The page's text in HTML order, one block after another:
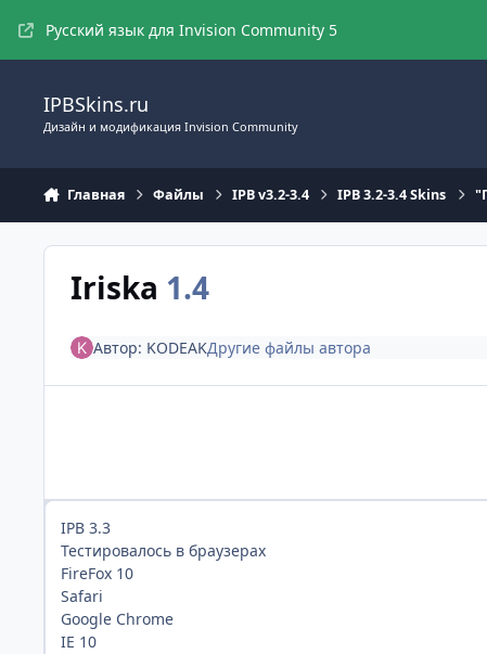
Русский язык для Invision Community 5
IPBSkins.ru
Дизайн и модификация Invision Community
Главная Файлы IPB v3.2-3.4 IPB 3.2-3.4 Skins
Iriska 1.4
Автор: KODEAKДругие файлы автора
IPB 3.3
Тестировалось в браузерах
FireFox 10
Safari
Google Chrome
IE 10